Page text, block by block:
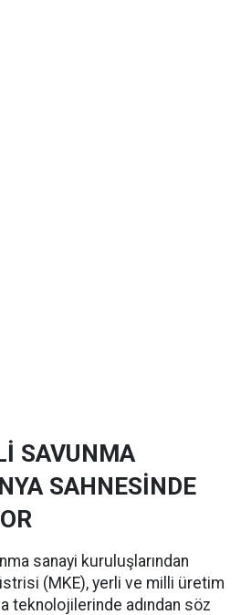
SAVUNMA
SAHNESİNDE
sanayi kuruluşlarından
(MKE), yerli ve milli üretim
teknolojilerinde adından söz